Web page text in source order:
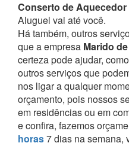
Conserto de
Aluguel vai até você.
Há também, outros
que a empresa Marido
certeza pode ajudar,
outros serviços que
nos ligar a qualquer
orçamento, pois nossos
em residências ou em
e confira, fazemos
horas7 dias na semana,